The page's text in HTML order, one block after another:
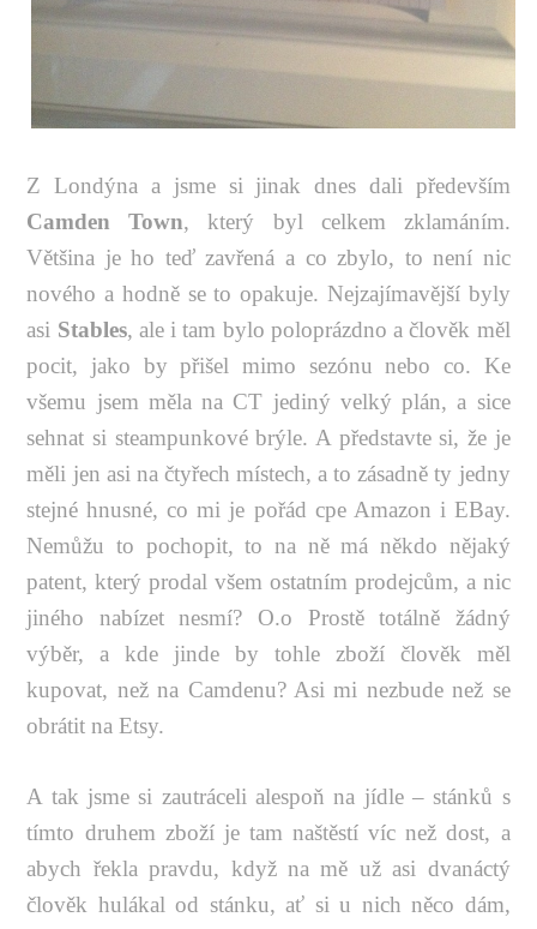
Z Londýna a jsme si jinak dnes dali především
Camden Town, který byl celkem zklamáním.
Většina je ho teď zavřená a co zbylo, to není nic
nového a hodně se to opakuje. Nejzajímavější byly
asi Stables, ale i tam bylo poloprázdno a člověk měl
pocit, jako by přišel mimo sezónu nebo co. Ke
všemu jsem měla na CT jediný velký plán, a sice
sehnat si steampunkové brýle. A představte si, že je
měli jen asi na čtyřech místech, a to zásadně ty jedny
stejné hnusné, co mi je pořád cpe Amazon i EBay.
Nemůžu to pochopit, to na ně má někdo nějaký
patent, který prodal všem ostatním prodejcům, a nic
jiného nabízet nesmí? O.o Prostě totálně žádný
výběr, a kde jinde by tohle zboží člověk měl
kupovat, než na Camdenu? Asi mi nezbude než se
obrátit na Etsy.
A tak jsme si zautráceli alespoň na jídle – stánků s
tímto druhem zboží je tam naštěstí víc než dost, a
abych řekla pravdu, když na mě už asi dvanáctý
člověk hulákal od stánku, ať si u nich něco dám,